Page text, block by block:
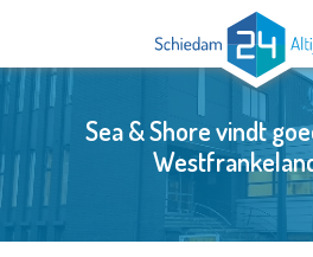
Sea & Shore vindt